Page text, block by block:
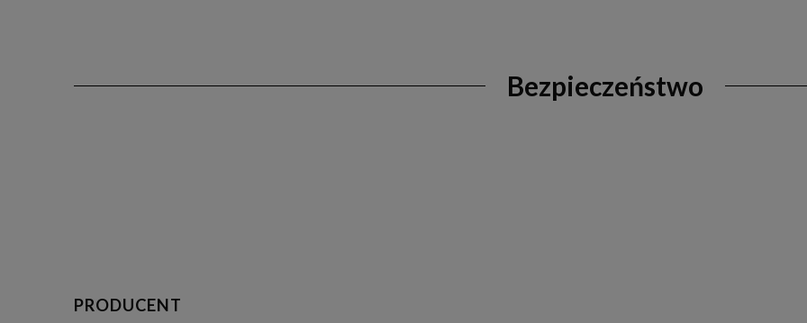
Bezpieczeństwo
PRODUCENT